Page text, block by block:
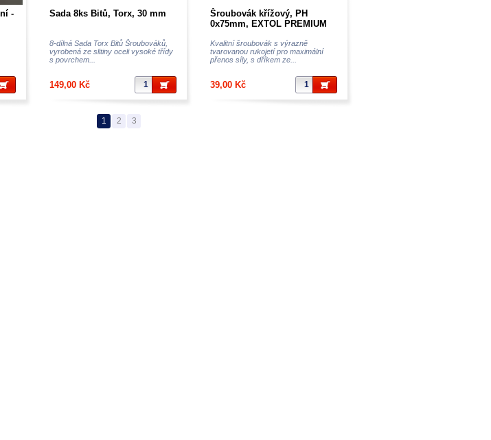
-
Sada 8ks Bitů, Torx, 30 mm
8-dílná Sada Torx Bitů Šroubováků,
vyrobená ze slitiny oceli vysoké třídy
s povrchem...
149,00 Kč
Šroubovák křížový, PH
0x75mm, EXTOL PREMIUM
Kvalitní šroubovák s výrazně
tvarovanou rukojetí pro maximální
přenos síly, s dříkem ze...
39,00 Kč
1 2 3